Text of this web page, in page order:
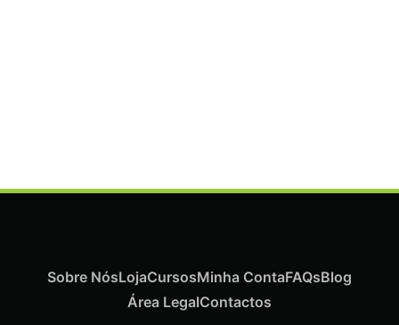
Sobre NósLojaCursosMinha ContaFAQsBlog
Área LegalContactos